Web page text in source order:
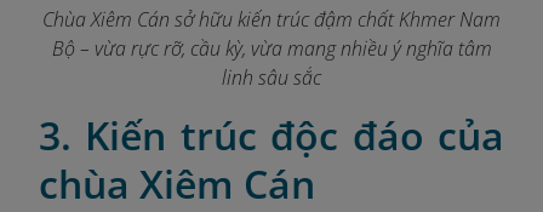
Chùa Xiêm Cán sở hữu kiến trúc đậm chất Khmer Nam
Bộ – vừa rực rỡ, cầu kỳ, vừa mang nhiều ý nghĩa tâm
linh sâu sắc
3. Kiến trúc độc đáo của
chùa Xiêm Cán